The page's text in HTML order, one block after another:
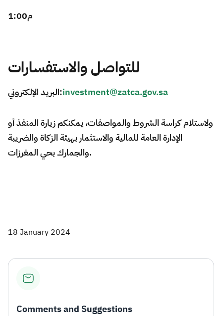
للتواصل والاستفسارات
البريد الإلكتروني:investment@zatca.gov.sa
ولاستلام كراسة الشروط والمواصفات، يمكنكم زيارة المنفذ أو
الإدارة العامة للمالية والاستثمار بهيئة الزكاة والضريبة
والجمارك بحي المغرزات.
18 January 2024
Comments and Suggestions